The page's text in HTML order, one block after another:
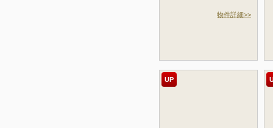
物件詳細>>
UP